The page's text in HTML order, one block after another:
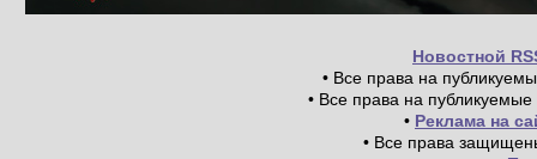
Новостной
• Все права на
• Все права на
• Реклама на
• Все права